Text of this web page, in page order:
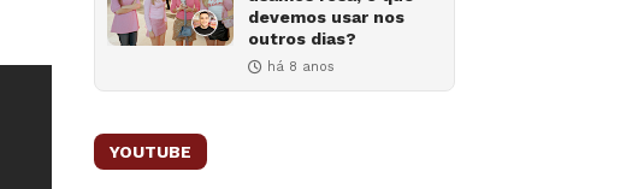
devemos usar nos
outros dias?
há 8 anos
YOUTUBE